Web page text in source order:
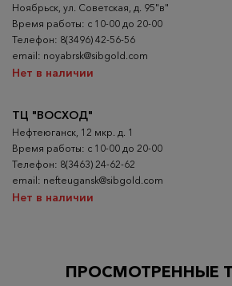
Ноябрьск, ул. Советская, д. 95"в"
Время работы: с 10-00 до 20-00
Телефон: 8(3496) 42-56-56
email: noyabrsk@sibgold.com
Нет в наличии
ТЦ "ВОСХОД"
Нефтеюганск, 12 мкр. д. 1
Время работы: с 10-00 до 20-00
Телефон: 8(3463) 24-62-62
email: nefteugansk@sibgold.com
Нет в наличии
ПРОСМОТРЕННЫЕ